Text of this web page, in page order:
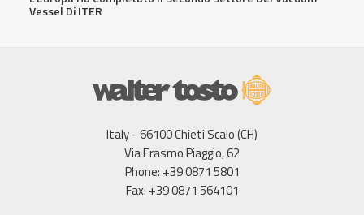
Vessel Di ITER
Italy - 66100 Chieti Scalo (CH)
Via Erasmo Piaggio, 62
Phone: +39 0871 5801
Fax: +39 0871 564101